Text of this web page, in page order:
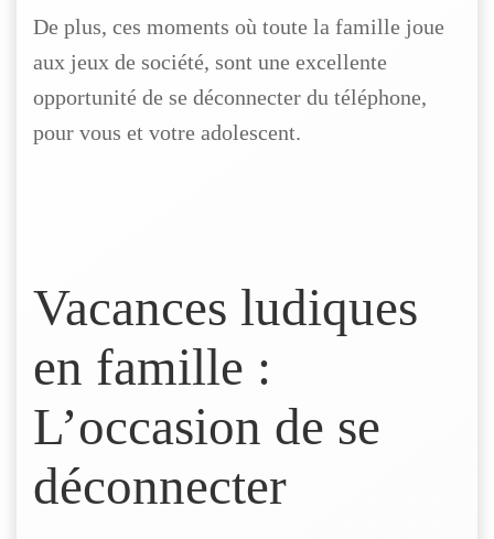
De plus, ces moments où toute la famille joue
aux jeux de société, sont une excellente
opportunité de se déconnecter du téléphone,
pour vous et votre adolescent.
Vacances ludiques
en famille :
L’occasion de se
déconnecter